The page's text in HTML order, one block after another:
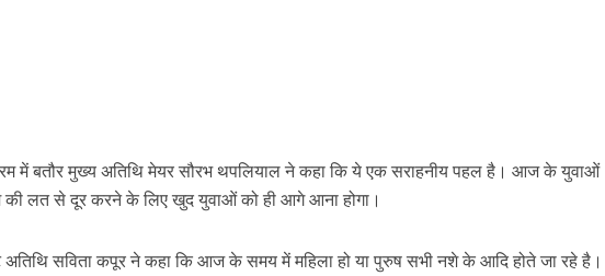
में बतौर मुख्य अतिथि मेयर सौरभ थपलियाल ने कहा कि ये एक सराहनीय पहल है। आज के युवाओं
लत से दूर करने के लिए खुद युवाओं को ही आगे आना होगा।
अतिथि सविता कपूर ने कहा कि आज के समय में महिला हो या पुरुष सभी नशे के आदि होते जा रहे है।